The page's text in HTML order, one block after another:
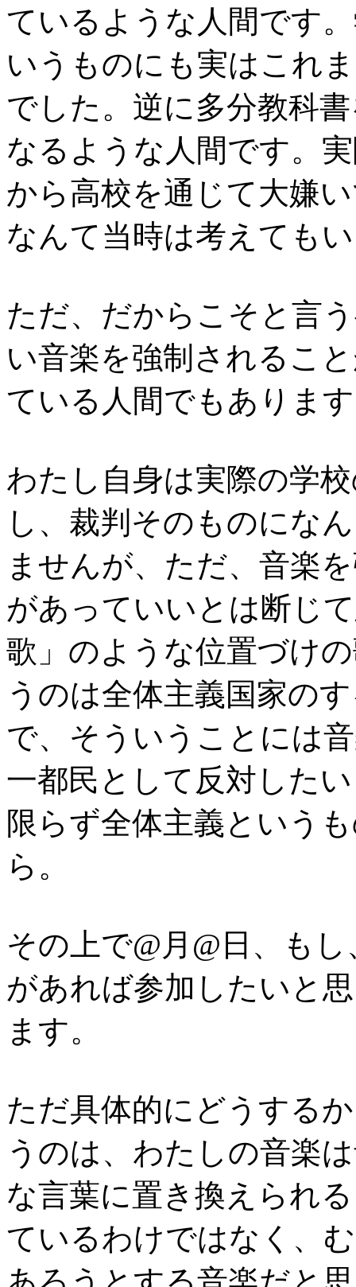
ているような人間です
いうものにも実はこれ
でした。逆に多分教科
なるような人間です。
から高校を通じて大嫌
なんて当時は考えても
ただ、だからこそと言
い音楽を強制されるこ
ている人間でもありま
わたし自身は実際の学
し、裁判そのものにな
ませんが、ただ、音楽
があっていいとは断じ
歌」のような位置づけ
うのは全体主義国家の
で、そういうことには
一都民として反対した
限らず全体主義という
ら。
その上で@月@日、も
があれば参加したいと
ます。
ただ具体的にどうする
うのは、わたしの音楽
な言葉に置き換えられ
ているわけではなく、